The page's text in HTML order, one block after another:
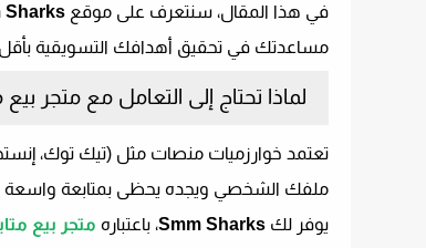
​في هذا المقال، سنتعرف على موقعSharks
مساعدتك في تحقيق أهدافك التسويقية بأقل
​لماذا تحتاج إلى التعامل مع متجر
​تعتمد خوارزميات منصات مثل (تيك توك،
ملفك الشخصي ويجده يحظى بمتابعة واسعة
​يوفر لكSmm Sharks، باعتباره متجر بيع